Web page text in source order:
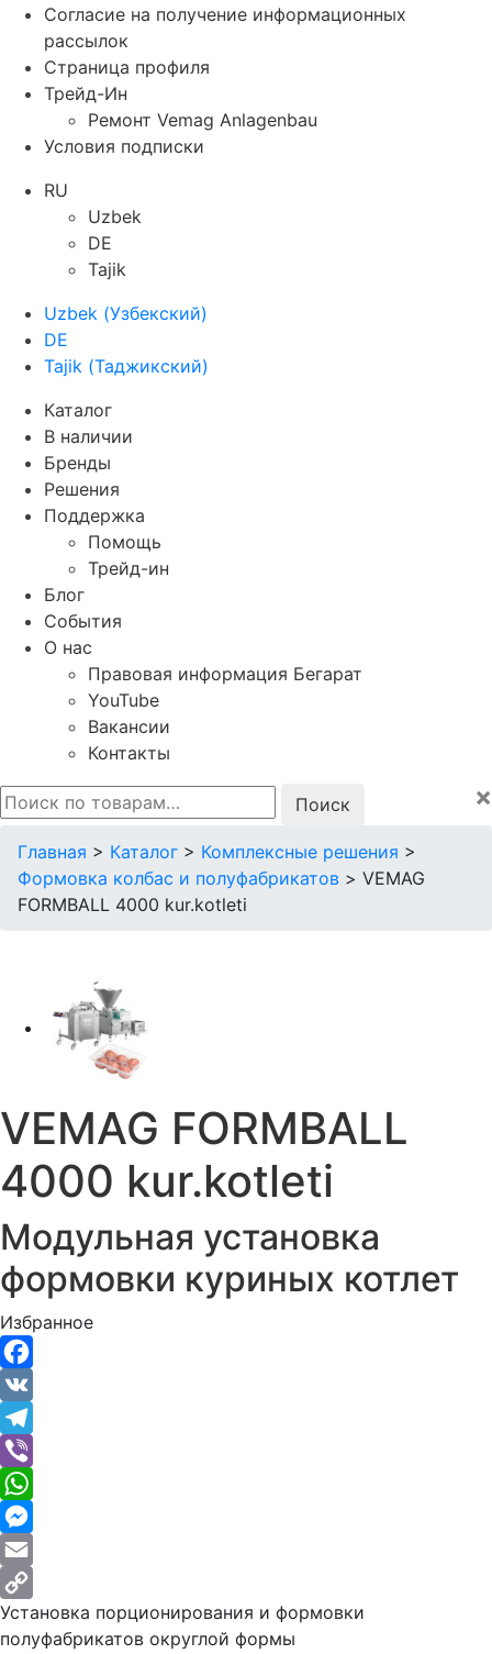
Согласие на получение информационных
рассылок
Страница профиля
Трейд-Ин
Ремонт Vemag Anlagenbau
Условия подписки
RU
Uzbek
DE
Tajik
Uzbek (Узбекский)
DE
Tajik (Таджикский)
Каталог
В наличии
Бренды
Решения
Поддержка
Помощь
Трейд-ин
Блог
События
О нас
Правовая информация Бегарат
YouTube
Вакансии
Контакты
Искать:
×
Главная > Каталог > Комплексные решения >
Формовка колбас и полуфабрикатов > VEMAG
FORMBALL 4000 kur.kotleti
VEMAG FORMBALL
4000 kur.kotleti
Модульная установка
формовки куриных котлет
Избранное
Facebook
VK
Telegram
Viber
WhatsApp
Messenger
Email
Copy
Link
Установка порционирования и формовки
полуфабрикатов округлой формы